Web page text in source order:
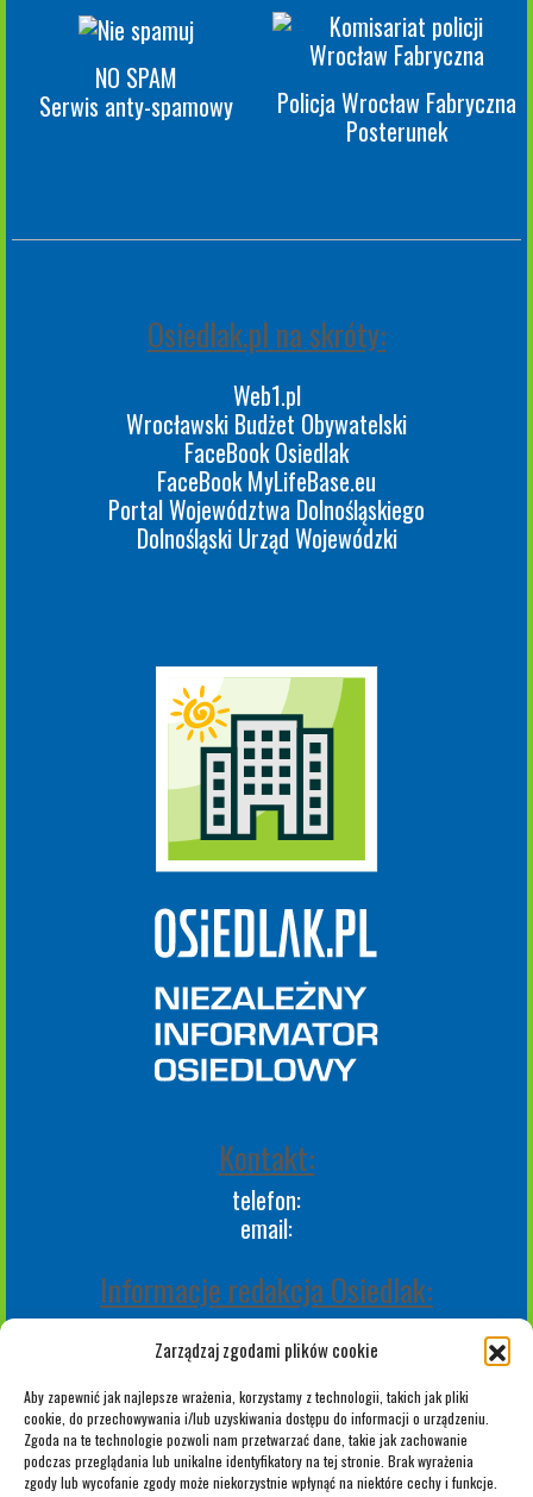
Zarządzaj zgodami plików cookie
Aby zapewnić jak najlepsze wrażenia, korzystamy z technologii, takich jak pliki
cookie, do przechowywania i/lub uzyskiwania dostępu do informacji o urządzeniu.
Zgoda na te technologie pozwoli nam przetwarzać dane, takie jak zachowanie
podczas przeglądania lub unikalne identyfikatory na tej stronie. Brak wyrażenia
zgody lub wycofanie zgody może niekorzystnie wpłynąć na niektóre cechy i funkcje.
NO SPAM
Serwis anty-spamowy
Policja Wrocław Fabryczna
Posterunek
Osiedlak.pl na skróty:
Web1.pl
Wrocławski Budżet Obywatelski
FaceBook Osiedlak
FaceBook MyLifeBase.eu
Portal Województwa Dolnośląskiego
Dolnośląski Urząd Wojewódzki
Kontakt:
telefon:
email:
Informacje redakcja Osiedlak:
Reporterzy
Polityka plików "cookies"
Polityka prywatności (RODO)
Regulamin Portalu
Regulamin Osiedlak.pl